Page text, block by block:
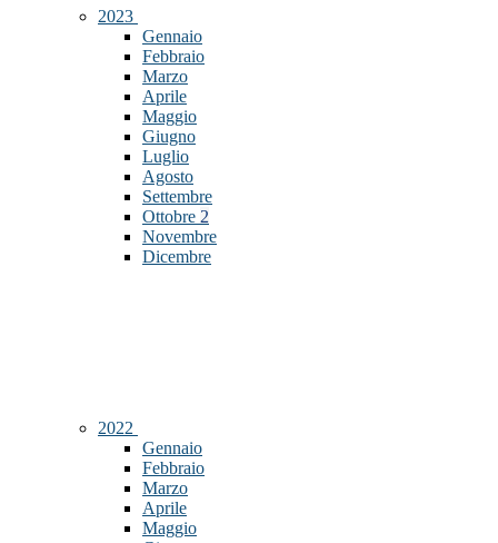
2023
Gennaio
Febbraio
Marzo
Aprile
Maggio
Giugno
Luglio
Agosto
Settembre
Ottobre 2
Novembre
Dicembre
2022
Gennaio
Febbraio
Marzo
Aprile
Maggio